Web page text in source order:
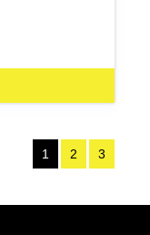
1 2 3